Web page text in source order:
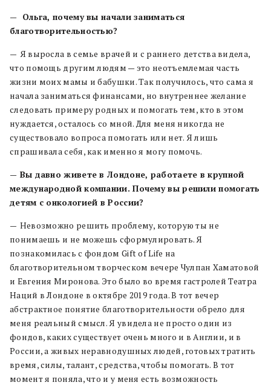
— Ольга, почему вы начали заниматься
благотворительностью?
— Я выросла в семье врачей и с раннего детства видела,
что помощь другим людям — это неотъемлемая часть
жизни моих мамы и бабушки. Так получилось, что сама я
начала заниматься финансами, но внутреннее желание
следовать примеру родных и помогать тем, кто в этом
нуждается, осталось со мной. Для меня никогда не
существовало вопроса помогать или нет. Я лишь
спрашивала себя, как именно я могу помочь.
— Вы давно живете в Лондоне, работаете в крупной
международной компании. Почему вы решили помогать
детям с онкологией в России?
— Невозможно решить проблему, которую ты не
понимаешь и не можешь сформулировать. Я
познакомилась с фондом Gift of Life на
благотворительном творческом вечере Чулпан Хаматовой
и Евгения Миронова. Это было во время гастролей Театра
Наций в Лондоне в октябре 2019 года. В тот вечер
абстрактное понятие благотворительности обрело для
меня реальный смысл. Я увидела не просто один из
фондов, каких существует очень много и в Англии, и в
России, а живых неравнодушных людей, готовых тратить
время, силы, талант, средства, чтобы помогать. В тот
момент я поняла, что и у меня есть возможность